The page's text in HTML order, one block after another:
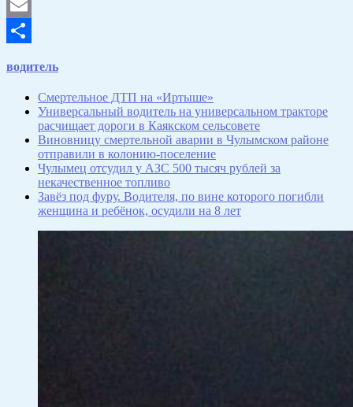
VK
Email
водитель
Смертельное ДТП на «Иртыше»
Универсальный водитель на универсальном тракторе
расчищает дороги в Каякском сельсовете
Виновницу смертельной аварии в Чулымском районе
отправили в колонию-поселение
Чулымец отсудил у АЗС 500 тысяч рублей за
некачественное топливо
Завёз под фуру. Водителя, по вине которого погибли
женщина и ребёнок, осудили на 8 лет